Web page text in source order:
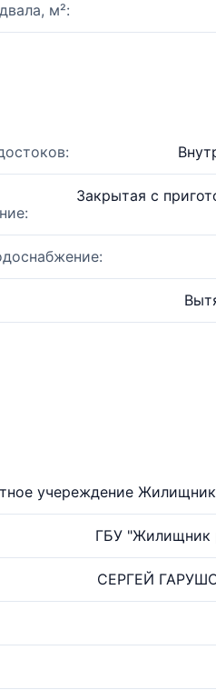
м²:
Закрытая с
учереждение
ГБУ "Жилищник
СЕРГЕЙ